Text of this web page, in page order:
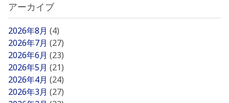
アーカイブ
2026年8月 (4)
2026年7月 (27)
2026年6月 (23)
2026年5月 (21)
2026年4月 (24)
2026年3月 (27)